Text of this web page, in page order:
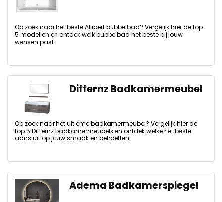
Op zoek naar het beste Allibert bubbelbad? Vergelijk hier de top
5 modellen en ontdek welk bubbelbad het beste bij jouw
wensen past.
Differnz Badkamermeubel
Op zoek naar het ultieme badkamermeubel? Vergelijk hier de
top 5 Differnz badkamermeubels en ontdek welke het beste
aansluit op jouw smaak en behoeften!
Adema Badkamerspiegel